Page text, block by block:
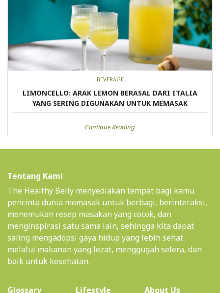
BEVERAGE
LIMONCELLO: ARAK LEMON BERASAL DARI ITALIA
YANG SERING DIGUNAKAN UNTUK MEMASAK
Continue Reading
Tentang Kami
The Healthy Belly menyediakan tempat bagi kamu
pencinta dunia memasak untuk berbagi, berinteraksi,
menemukan resep masakan yang cocok, dan
menginspirasi satu sama lain, sehingga kita dapat
saling mengadopsi gaya hidup yang lebih sehat
melalui makanan yang lezat, menggugah selera, dan
baik untuk kesehatan.
Glossary Lifestyle About Us(current)